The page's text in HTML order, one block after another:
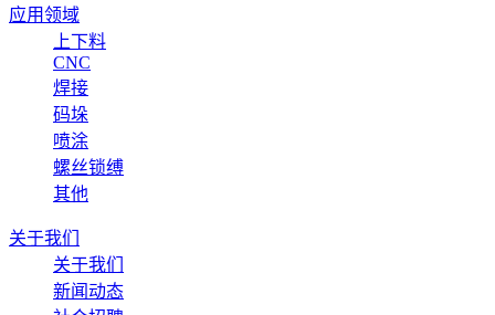
应用领域
上下料
CNC
焊接
码垛
喷涂
螺丝锁缚
其他
关于我们
关于我们
新闻动态